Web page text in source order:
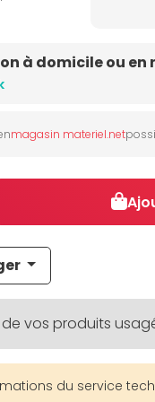
à domicile ou en
magasin materiel.net
de vos produits
du service